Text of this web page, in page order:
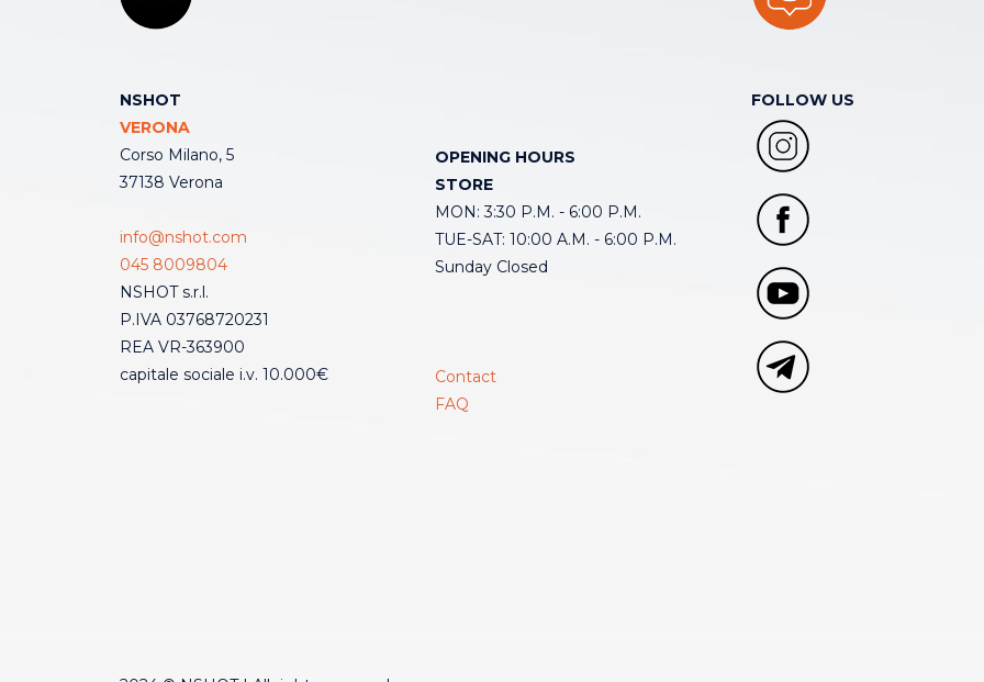
NSHOT
VERONA
Corso Milano, 5
37138 Verona
info@nshot.com
045 8009804
NSHOT s.r.l.
P.IVA 03768720231
REA VR-363900
capitale sociale i.v. 10.000€
OPENING HOURS
STORE
MON: 3:30 P.M. - 6:00 P.M.
TUE-SAT: 10:00 A.M. - 6:00 P.M.
Sunday Closed
Contact
FAQ
FOLLOW US